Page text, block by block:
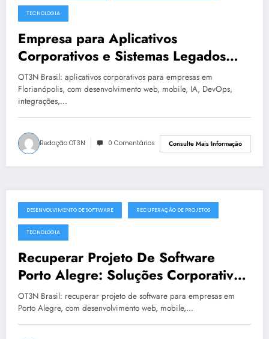
TECNOLOGIA
Empresa para Aplicativos
Corporativos e Sistemas Legados
Instáveis em Florianópolis | OT3N
Brasil – Guia 1439
OT3N Brasil: aplicativos corporativos para empresas em
Florianópolis, com desenvolvimento web, mobile, IA, DevOps,
integrações,…
Redação OT3N 0 Comentários Consulte Mais Informação
julho 19, 2025
DESENVOLVIMENTO DE SOFTWARE RECUPERAÇÃO DE PROJETOS
TECNOLOGIA
Recuperar Projeto De Software
Porto Alegre: Soluções Corporativas
da OT3N Brasil – Guia 4098
OT3N Brasil: recuperar projeto de software para empresas em
Porto Alegre, com desenvolvimento web, mobile,…